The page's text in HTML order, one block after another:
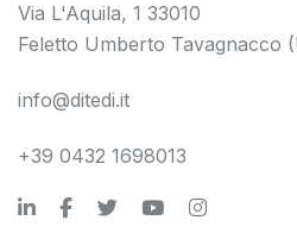
Via L'Aquila, 1 33010
Feletto Umberto Tavagnacco
info@ditedi.it
+39 0432 1698013